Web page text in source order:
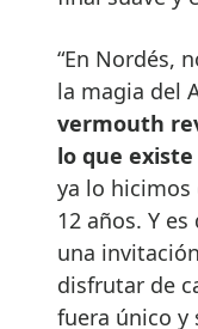
“En Nordés,
la magia del
vermouth
lo que
ya lo hicimos
12 años. Y
una
disfrutar de
fuera único y